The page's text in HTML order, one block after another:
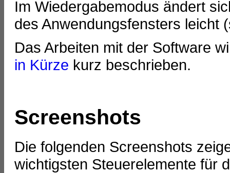
Im Wiedergabemodus ändert
des Anwendungsfensters leicht
Das Arbeiten mit der Software
in Kürze kurz beschrieben.
Screenshots
Die folgenden Screenshots
wichtigsten Steuerelemente für